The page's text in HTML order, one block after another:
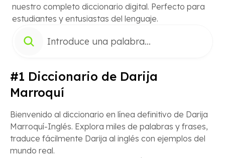
nuestro completo diccionario digital. Perfecto para
estudiantes y entusiastas del lenguaje.
#1 Diccionario de Darija
Marroquí
Bienvenido al diccionario en línea definitivo de Darija
Marroquí-Inglés. Explora miles de palabras y frases,
traduce fácilmente Darija al inglés con ejemplos del
mundo real.